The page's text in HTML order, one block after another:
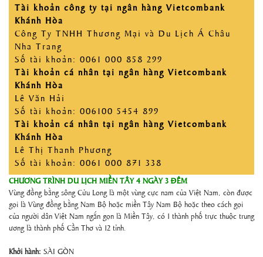
Tài khoản công ty tại ngân hàng Vietcombank
Khánh Hòa
Công Ty TNHH Thương Mại và Du Lịch Á Châu
Nha Trang
Số tài khoản: 0061 000 858 299
Tài khoản cá nhân tại ngân hàng Vietcombank
Khánh Hòa
Lê Văn Hải
Số tài khoản: 006100 5454 899
Tài khoản cá nhân tại ngân hàng Vietcombank
Khánh Hòa
Lê Thị Thanh Phương
Số tài khoản: 0061 000 871 338
CHƯƠNG TRÌNH DU LỊCH MIỀN TÂY 4 NGÀY 3 ĐÊM
Vùng đồng bằng sông Cửu Long là một vùng cực nam của Việt Nam, còn được
gọi là Vùng đồng bằng Nam Bộ hoặc miền Tây Nam Bộ hoặc theo cách gọi
của người dân Việt Nam ngắn gọn là Miền Tây, có 1 thành phố trực thuộc trung
ương là thành phố Cần Thơ và 12 tỉnh.
Khởi hành: SÀI GÒN